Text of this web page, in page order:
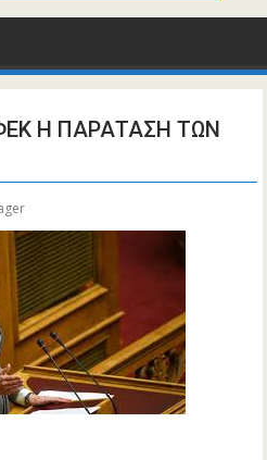
Η ΠΑΡΑΤΑΣΗ ΤΩΝ